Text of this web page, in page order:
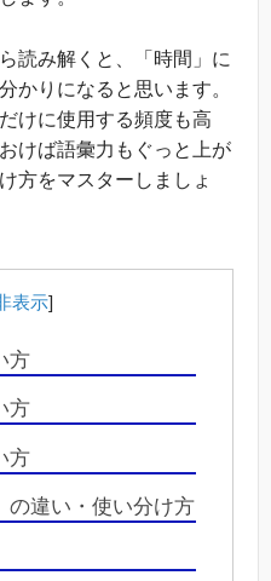
読み解くと、「時間」に
かりになると思います。
けに使用する頻度も高
けば語彙力もぐっと上が
方をマスターしましょ
表示]
方
方
方
の違い・使い分け方